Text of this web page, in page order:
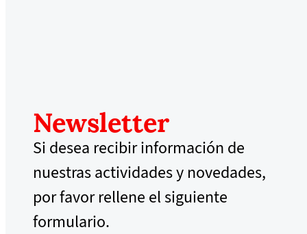
Newsletter
Si desea recibir información de
nuestras actividades y novedades,
por favor rellene el siguiente
formulario.